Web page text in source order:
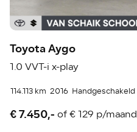
Toyota Aygo
1.0 VVT-i x-play
114.113 km 2016 Handgeschakeld
€ 7.450,- of€ 129 p/maand